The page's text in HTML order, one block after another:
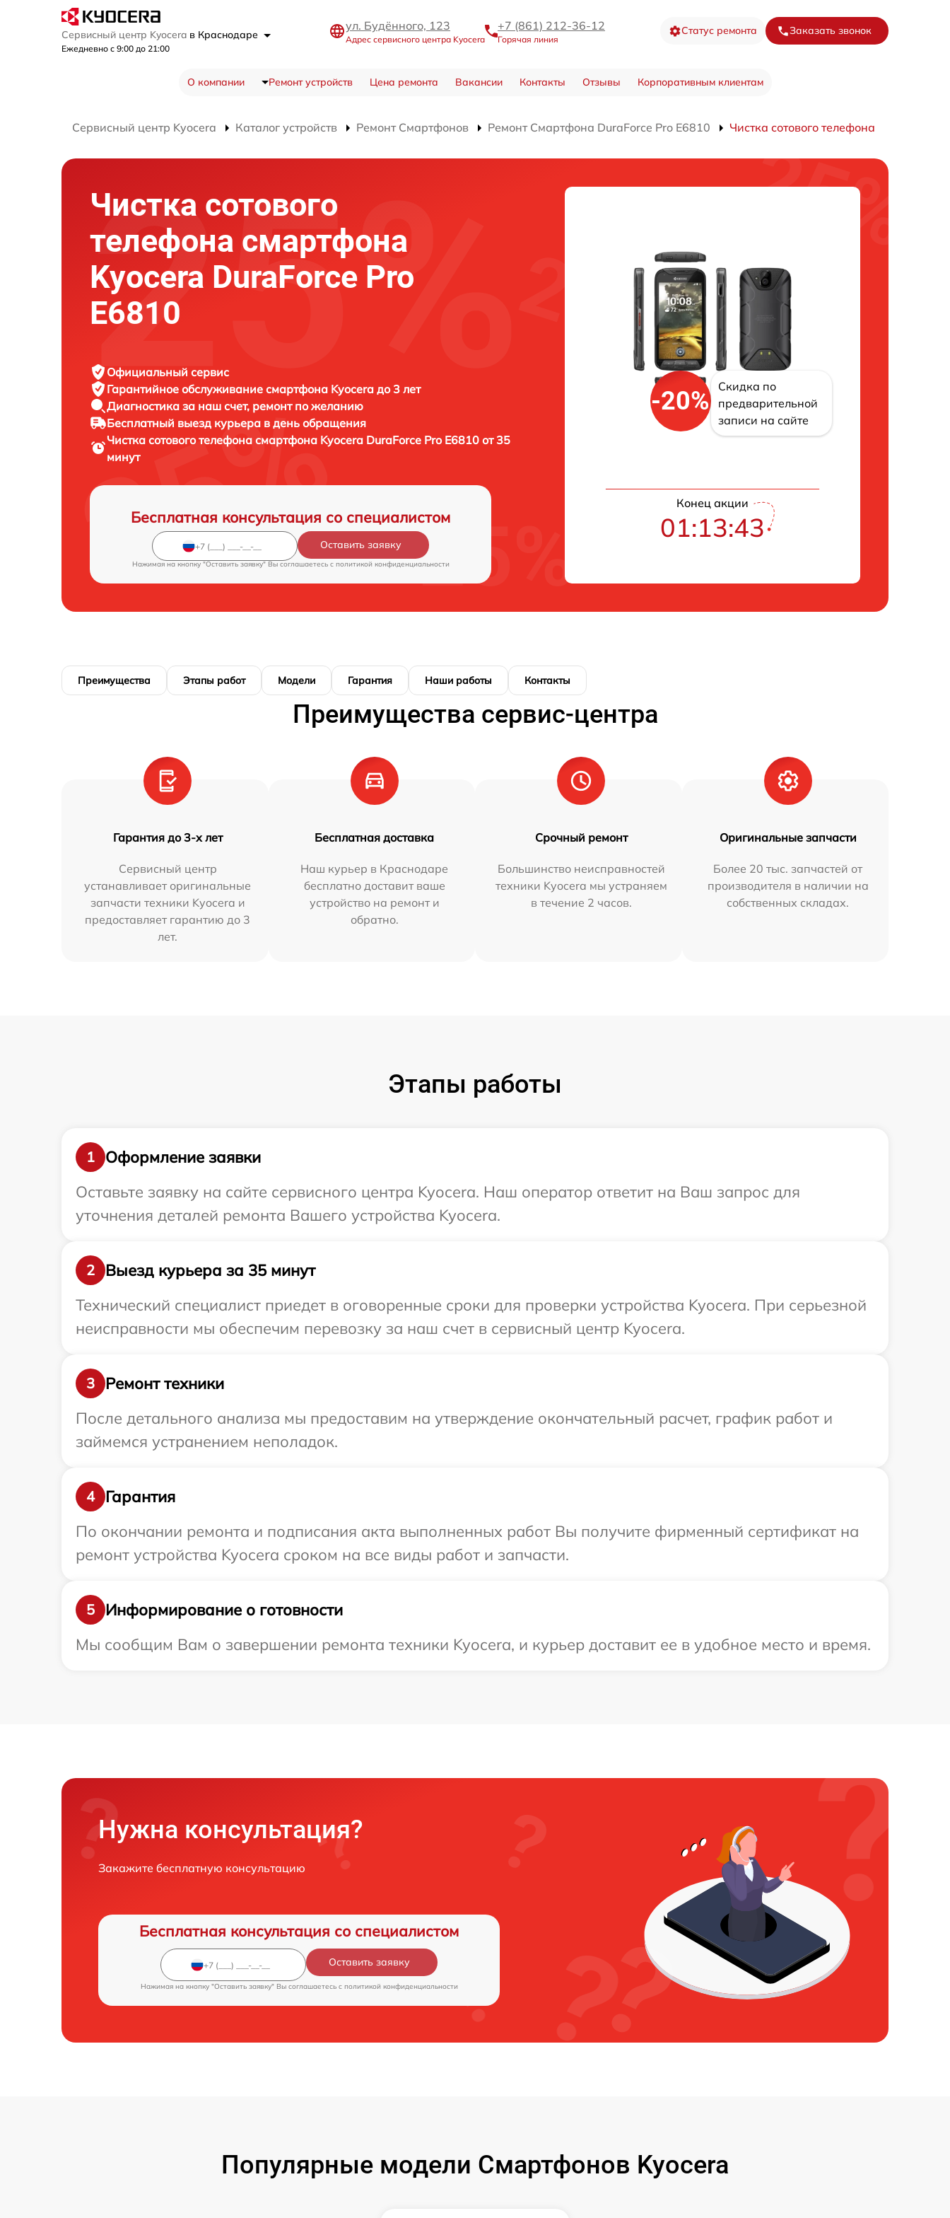
Сервисный центр Kyocera в Краснодаре
Ежедневно с 9:00 до 21:00
ул. Будённого, 123
Адрес сервисного центра Kyocera
+7 (861) 212-36-12
Горячая линия
Статус ремонта Заказать звонок
О компании Ремонт устройств Цена ремонта Вакансии Контакты Отзывы Корпоративным клиентам
Сервисный центр Kyocera Каталог устройств Ремонт Смартфонов Ремонт Смартфона DuraForce Pro E6810 Чистка сотового телефона
Чистка сотового
телефона смартфона
Kyocera DuraForce Pro
E6810
Официальный сервис
Гарантийное обслуживание смартфона Kyocera до 3 лет
Диагностика за наш счет, ремонт по желанию
Бесплатный выезд курьера в день обращения
Чистка сотового телефона смартфона Kyocera DuraForce Pro E6810 от 35
минут
Бесплатная консультация со специалистом
Оставить заявку
Нажимая на кнопку "Оставить заявку" Вы соглашаетесь c политикой конфиденциальности
-20%
Скидка по
предварительной
записи на сайте
Конец акции
01:13:43
Преимущества Этапы работ Модели Гарантия Наши работы Контакты
Преимущества сервис-центра
Гарантия до 3-х лет
Сервисный центр
устанавливает оригинальные
запчасти техники Kyocera и
предоставляет гарантию до 3
лет.
Бесплатная доставка
Наш курьер в Краснодаре
бесплатно доставит ваше
устройство на ремонт и
обратно.
Срочный ремонт
Большинство неисправностей
техники Kyocera мы устраняем
в течение 2 часов.
Оригинальные запчасти
Более 20 тыс. запчастей от
производителя в наличии на
собственных складах.
Этапы работы
1
Оформление заявки
Оставьте заявку на сайте сервисного центра Kyocera. Наш оператор ответит на Ваш запрос для
уточнения деталей ремонта Вашего устройства Kyocera.
2
Выезд курьера за 35 минут
Технический специалист приедет в оговоренные сроки для проверки устройства Kyocera. При серьезной
неисправности мы обеспечим перевозку за наш счет в сервисный центр Kyocera.
3
Ремонт техники
После детального анализа мы предоставим на утверждение окончательный расчет, график работ и
займемся устранением неполадок.
4
Гарантия
По окончании ремонта и подписания акта выполненных работ Вы получите фирменный сертификат на
ремонт устройства Kyocera сроком на все виды работ и запчасти.
5
Информирование о готовности
Мы сообщим Вам о завершении ремонта техники Kyocera, и курьер доставит ее в удобное место и время.
Нужна консультация?
Закажите бесплатную консультацию
Бесплатная консультация со специалистом
Оставить заявку
Нажимая на кнопку "Оставить заявку" Вы соглашаетесь c политикой конфиденциальности
Популярные модели Смартфонов Kyocera